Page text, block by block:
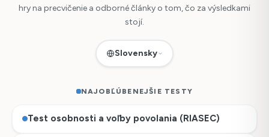
hry na precvičenie a odborné články o tom, čo za výsledkami
stojí.
Slovensky
NAJOBĽÚBENEJŠIE TESTY
Test osobnosti a voľby povolania (RIASEC)